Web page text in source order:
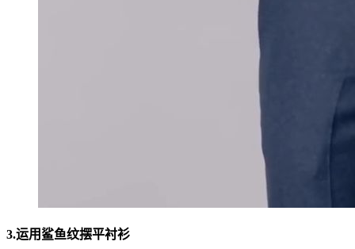
3.运用鲨鱼纹摆平衬衫